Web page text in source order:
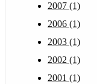
2007 (1)
2006 (1)
2003 (1)
2002 (1)
2001 (1)